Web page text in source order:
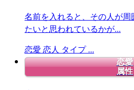
名前を入れると、その人が
たいと思われているかが...
恋愛 恋人 タイプ ...
恋愛
属性